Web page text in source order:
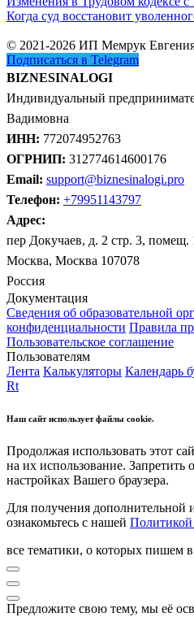
Когда суд восстановит
© 2021-2026 ИП Мемрук
Подписаться в Telegram
BIZNESINALOGI
Индивидуальный
Вадимовна
ИНН: 772074952763
ОГРНИП: 312774614600176
Email: support@biznesinalogi.pro
Телефон: +79951143797
Адрес:
пер Докучаев, д. 2 стр. 3, помещ.
Москва, Москва 107078
Россия
Документация
Сведения об образовательной
конфиденциальности Правила
Пользовательское соглашение
Пользователям
Лента Калькуляторы Календарь
Rt
Наш сайт использует файлы cookie.
Продолжая использовать этот
на их использование. Запретить
настройках Вашего браузера.
Для получения дополнительной
ознакомьтесь с нашей Политикой
все тематики, о которых пишем в
Предложите свою тему, мы её